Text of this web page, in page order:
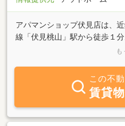
アパマンショップ伏見店は、
線「伏見桃山」駅から徒歩１
化や歴史を感じることができ
いエリアです。もちろん伏見
の物件もご紹介させていただ
ございましたらお気軽にご連
お部屋探しをお手伝いさせて
この不
賃貸